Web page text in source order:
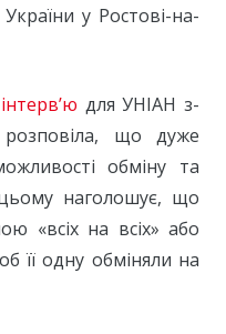
у Ростові-на-
для УНІАН з-
що дуже
обміну та
наголошує, що
«всіх на всіх» або
її одну обміняли на